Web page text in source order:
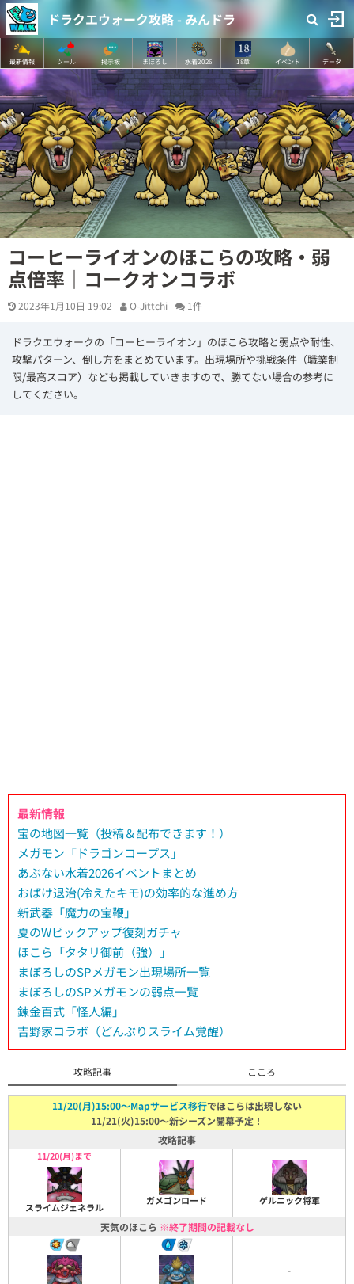
ドラクエウォーク攻略 - みんドラ
最新情報 ツール 掲示板 まぼろし 水着2026 18章 イベント データ
コーヒーライオンのほこらの攻略・弱
点倍率｜コークオンコラボ
2023年1月10日 19:02 O-Jittchi 1件
ドラクエウォークの「コーヒーライオン」のほこら攻略と弱点や耐性、
攻撃パターン、倒し方をまとめています。出現場所や挑戦条件（職業制
限/最高スコア）なども掲載していきますので、勝てない場合の参考に
してください。
最新情報
宝の地図一覧（投稿＆配布できます！）
メガモン「ドラゴンコープス」
あぶない水着2026イベントまとめ
おばけ退治(冷えたキモ)の効率的な進め方
新武器「魔力の宝鞭」
夏のWピックアップ復刻ガチャ
ほこら「タタリ御前（強）」
まぼろしのSPメガモン出現場所一覧
まぼろしのSPメガモンの弱点一覧
錬金百式「怪人編」
吉野家コラボ（どんぶりスライム覚醒）
攻略記事 こころ
11/20(月)15:00～Mapサービス移行でほこらは出現しない
11/21(火)15:00～新シーズン開幕予定！
攻略記事
11/20(月)まで
スライムジェネラル
ガメゴンロード ゲルニック将軍
天気のほこら ※終了期間の記載なし
-